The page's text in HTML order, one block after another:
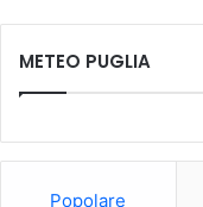
METEO PUGLIA
Popolare